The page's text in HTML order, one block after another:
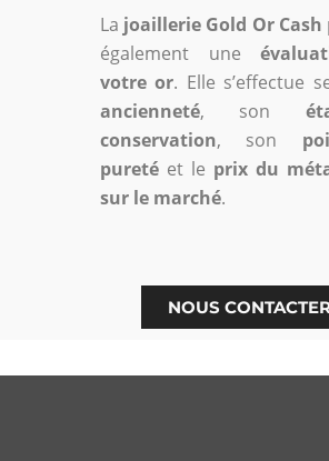
La joaillerie Gold Or Cash
également une
votre or. Elle s’effectue
ancienneté, son
conservation, son
pureté et le prix du
sur le marché.
NOUS